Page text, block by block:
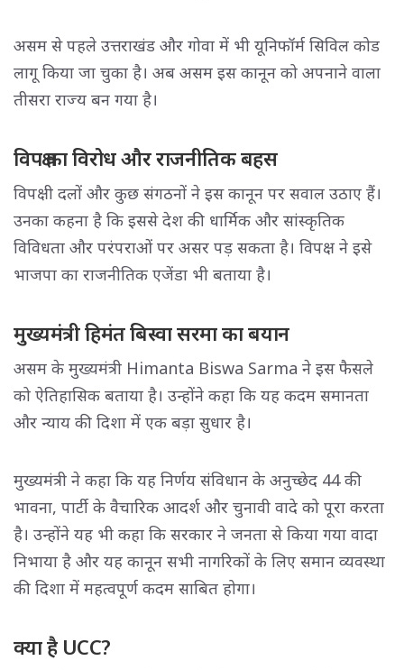
असम से पहले उत्तराखंड और गोवा में भी यूनिफॉर्म सिविल कोड
लागू किया जा चुका है। अब असम इस कानून को अपनाने वाला
तीसरा राज्य बन गया है।
विपक्ष का विरोध और राजनीतिक बहस
विपक्षी दलों और कुछ संगठनों ने इस कानून पर सवाल उठाए हैं।
उनका कहना है कि इससे देश की धार्मिक और सांस्कृतिक
विविधता और परंपराओं पर असर पड़ सकता है। विपक्ष ने इसे
भाजपा का राजनीतिक एजेंडा भी बताया है।
मुख्यमंत्री हिमंत बिस्वा सरमा का बयान
असम के मुख्यमंत्री Himanta Biswa Sarma ने इस फैसले
को ऐतिहासिक बताया है। उन्होंने कहा कि यह कदम समानता
और न्याय की दिशा में एक बड़ा सुधार है।
मुख्यमंत्री ने कहा कि यह निर्णय संविधान के अनुच्छेद 44 की
भावना, पार्टी के वैचारिक आदर्श और चुनावी वादे को पूरा करता
है। उन्होंने यह भी कहा कि सरकार ने जनता से किया गया वादा
निभाया है और यह कानून सभी नागरिकों के लिए समान व्यवस्था
की दिशा में महत्वपूर्ण कदम साबित होगा।
क्या है UCC?